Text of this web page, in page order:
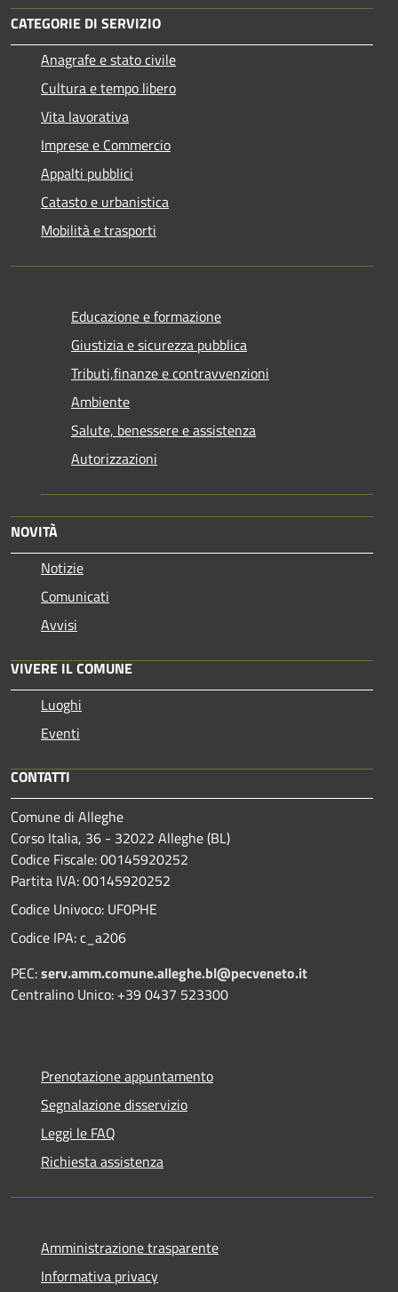
CATEGORIE DI SERVIZIO
Anagrafe e stato civile
Cultura e tempo libero
Vita lavorativa
Imprese e Commercio
Appalti pubblici
Catasto e urbanistica
Mobilità e trasporti
Educazione e formazione
Giustizia e sicurezza pubblica
Tributi,finanze e contravvenzioni
Ambiente
Salute, benessere e assistenza
Autorizzazioni
NOVITÀ
Notizie
Comunicati
Avvisi
VIVERE IL COMUNE
Luoghi
Eventi
CONTATTI
Comune di Alleghe
Corso Italia, 36 - 32022 Alleghe (BL)
Codice Fiscale: 00145920252
Partita IVA: 00145920252
Codice Univoco: UF0PHE
Codice IPA: c_a206
PEC:serv.amm.comune.alleghe.bl@pecveneto.it
Centralino Unico: +39 0437 523300
Prenotazione appuntamento
Segnalazione disservizio
Leggi le FAQ
Richiesta assistenza
Amministrazione trasparente
Informativa privacy